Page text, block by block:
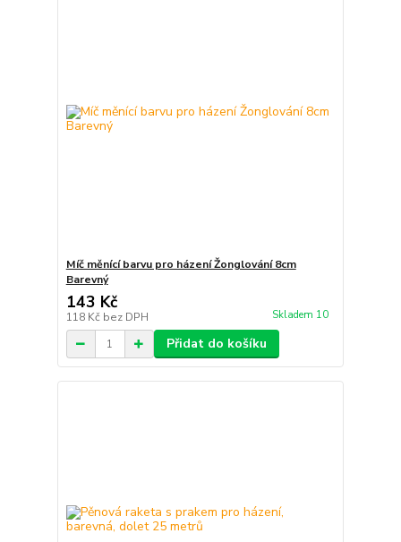
Míč měnící barvu pro házení Žonglování 8cm
Barevný
143 Kč
118 Kč bez DPH Skladem 10
Přidat do košíku